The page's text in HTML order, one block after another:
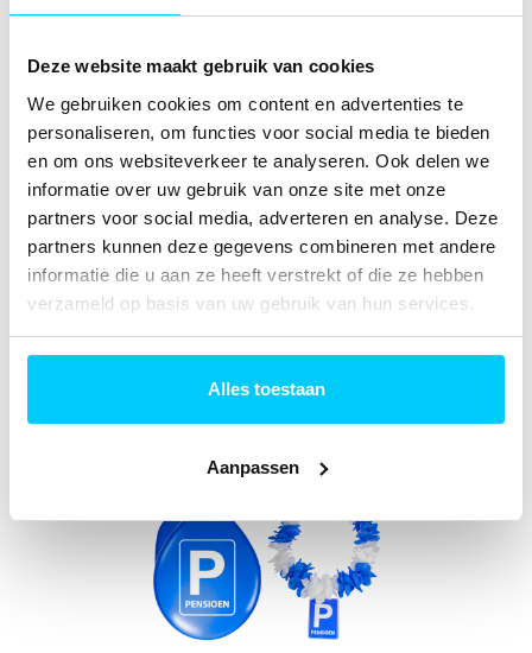
Deze website maakt gebruik van cookies
We gebruiken cookies om content en advertenties te
personaliseren, om functies voor social media te bieden
en om ons websiteverkeer te analyseren. Ook delen we
informatie over uw gebruik van onze site met onze
partners voor social media, adverteren en analyse. Deze
partners kunnen deze gegevens combineren met andere
informatie die u aan ze heeft verstrekt of die ze hebben
verzameld op basis van uw gebruik van hun services.
Alles toestaan
Aanpassen
Ballonnen
Slingers
Vlaggenlijnen
Swirls
Diverse feestdecoraties
De versiering wordt samen met de Abraham verzonden,
zodat je alles in één keer in huis hebt. Dat scheelt tijd én